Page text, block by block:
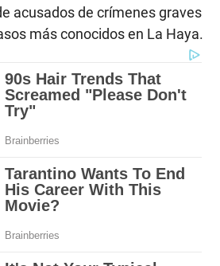
acusados de crímenes graves
más conocidos en La Haya.